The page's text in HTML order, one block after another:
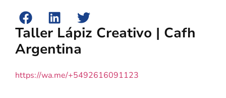
Taller Lápiz Creativo | Cafh
Argentina
https://wa.me/+5492616091123